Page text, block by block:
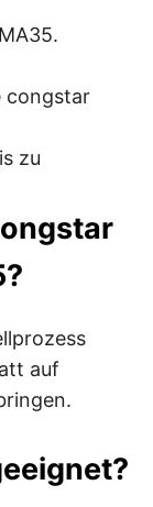
congstar
zu
auf